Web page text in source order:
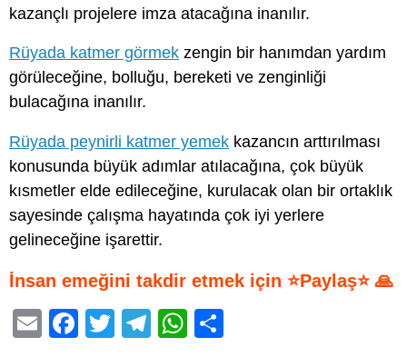
kazançlı projelere imza atacağına inanılır.
Rüyada katmer görmek zengin bir hanımdan yardım
görüleceğine, bolluğu, bereketi ve zenginliği
bulacağına inanılır.
Rüyada peynirli katmer yemek kazancın arttırılması
konusunda büyük adımlar atılacağına, çok büyük
kısmetler elde edileceğine, kurulacak olan bir ortaklık
sayesinde çalışma hayatında çok iyi yerlere
gelineceğine işarettir.
İnsan emeğini takdir etmek için ⭐Paylaş⭐ 🙏
E
F
T
T
W